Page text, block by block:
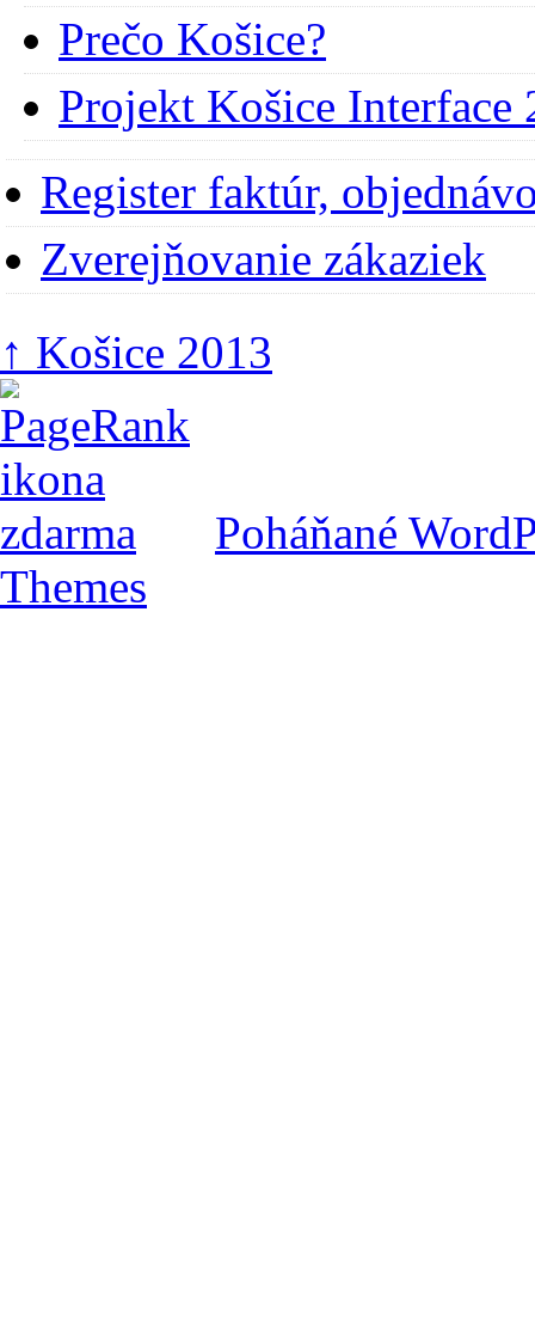
Prečo Košice?
Projekt Košice Interface
Register faktúr,
Zverejňovanie zákaziek
↑ Košice 2013
Poháňané
Themes